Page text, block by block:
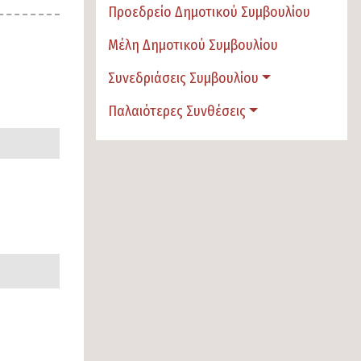
Προεδρείο Δημοτικού Συμβουλίου
Μέλη Δημοτικού Συμβουλίου
Συνεδριάσεις Συμβουλίου
Παλαιότερες Συνθέσεις